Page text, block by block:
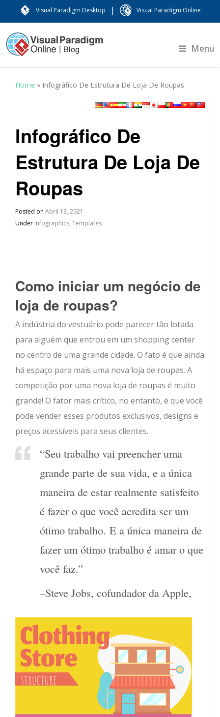
Visual Paradigm Desktop | Visual Paradigm Online
Menu
Home » Infográfico De Estrutura De Loja De Roupas
Infográfico De
Estrutura De Loja De
Roupas
Posted onAbril 13, 2021
Under Infographics,Templates
Como iniciar um negócio de
loja de roupas?
A indústria do vestuário pode parecer tão lotada
para alguém que entrou em um shopping center
no centro de uma grande cidade. O fato é que ainda
há espaço para mais uma nova loja de roupas. A
competição por uma nova loja de roupas é muito
grande! O fator mais crítico, no entanto, é que você
pode vender esses produtos exclusivos, designs e
preços acessíveis para seus clientes.
“Seu trabalho vai preencher uma
grande parte de sua vida, e a única
maneira de estar realmente satisfeito
é fazer o que você acredita ser um
ótimo trabalho. E a única maneira de
fazer um ótimo trabalho é amar o que
você faz.”
–Steve Jobs, cofundador da Apple,